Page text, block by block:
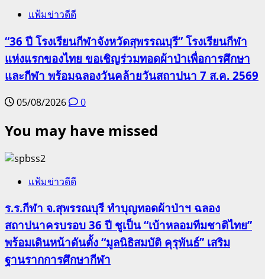
แฟ้มข่าวดีดี
“36 ปี โรงเรียนกีฬาจังหวัดสุพรรณบุรี” โรงเรียนกีฬา
แห่งแรกของไทย ขอเชิญร่วมทอดผ้าป่าเพื่อการศึกษา
และกีฬา พร้อมฉลองวันคล้ายวันสถาปนา 7 ส.ค. 2569
05/08/2026 0
You may have missed
แฟ้มข่าวดีดี
ร.ร.กีฬา จ.สุพรรณบุรี ทำบุญทอดผ้าป่าฯ ฉลอง
สถาปนาครบรอบ 36 ปี ชูเป็น “เบ้าหลอมทีมชาติไทย”
พร้อมเดินหน้าดันตั้ง “มูลนิธิสมบัติ คุรุพันธ์” เสริม
ฐานรากการศึกษากีฬา